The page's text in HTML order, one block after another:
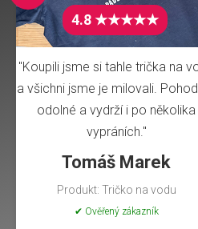
4.8 ★★★★★
"Koupili jsme si tahle trička na
a všichni jsme je milovali.
odolné a vydrží i po několika
vypráních."
Tomáš Marek
Produkt: Tričko na vodu
✔ Ověřený zákazník